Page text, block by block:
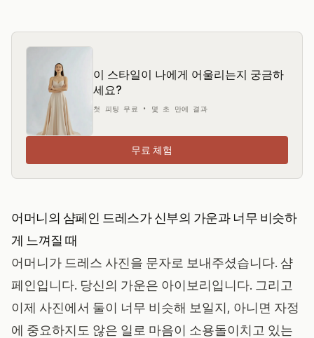
이 스타일이 나에게 어울리는지 궁금하
세요?
첫 피팅 무료 • 몇 초 만에 결과
무료 체험
어머니의 샴페인 드레스가 신부의 가운과 너무 비슷하
게 느껴질 때
어머니가 드레스 사진을 문자로 보내주셨습니다. 샴
페인입니다. 당신의 가운은 아이보리입니다. 그리고
이제 사진에서 둘이 너무 비슷해 보일지, 아니면 자정
에 중요하지도 않은 일로 마음이 소용돌이치고 있는